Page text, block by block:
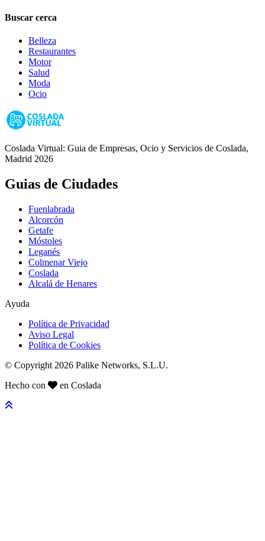
Buscar cerca
Belleza
Restaurantes
Motor
Salud
Moda
Ocio
Coslada Virtual: Guia de Empresas, Ocio y Servicios de Coslada,
Madrid 2026
Guias de Ciudades
Fuenlabrada
Alcorcón
Getafe
Móstoles
Leganés
Colmenar Viejo
Coslada
Alcalá de Henares
Ayuda
Política de Privacidad
Aviso Legal
Política de Cookies
© Copyright 2026 Palike Networks, S.L.U.
Hecho con
en Coslada